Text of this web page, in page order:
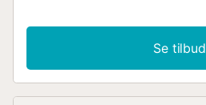
Se tilbud